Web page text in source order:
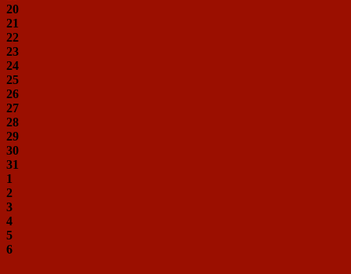
20
21
22
23
24
25
26
27
28
29
30
31
1
2
3
4
5
6